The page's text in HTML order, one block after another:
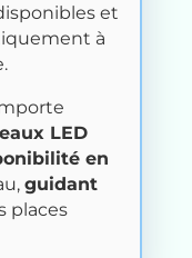
et
à
LED
en
guidant
places